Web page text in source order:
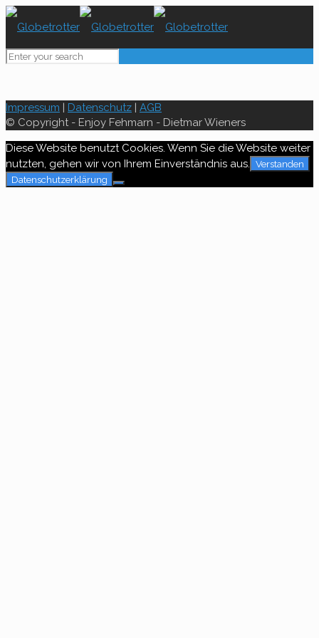
Impressum | Datenschutz | AGB
© Copyright - Enjoy Fehmarn - Dietmar Wieners
Diese Website benutzt Cookies. Wenn Sie die Website weiter
nutzten, gehen wir von Ihrem Einverständnis aus. Verstanden
Datenschutzerklärung